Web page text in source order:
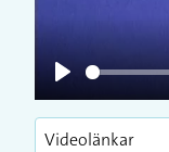
Play
Videolänkar